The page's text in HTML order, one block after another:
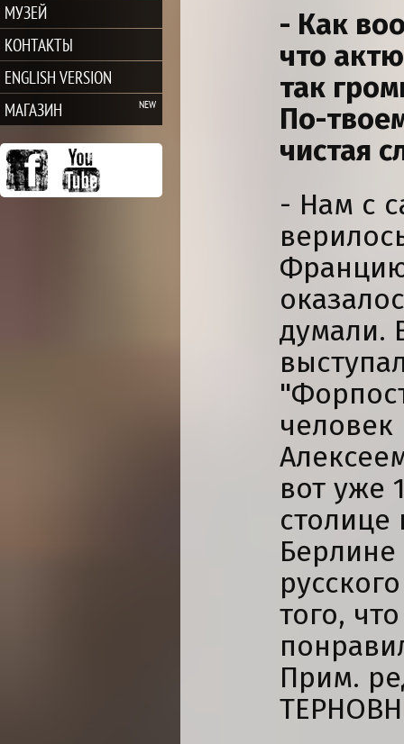
МУЗЕЙ
КОНТАКТЫ
ENGLISH VERSION
МАГАЗИН
- Как
что
так
По-
чистая
- Нам с
думали.
человек
вот уже
столице
того,
Прим.